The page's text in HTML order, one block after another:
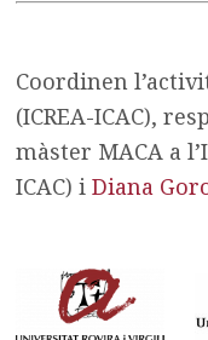
Coordinen
(ICREA-ICAC),
màster MACA a
ICAC) iDiana